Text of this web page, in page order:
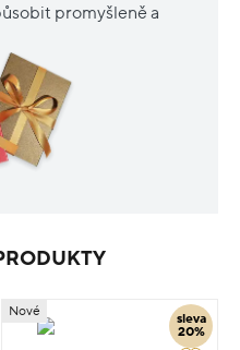
promyšleně a
sleva
20%
Nové